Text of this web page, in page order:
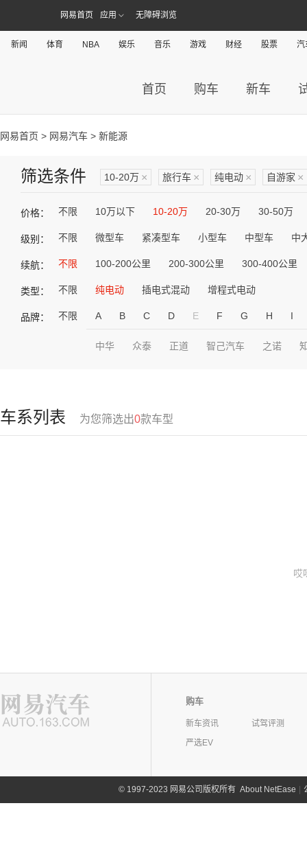
网易首页 应用 无障碍浏览
新闻 体育 NBA 娱乐 音乐 游戏 财经 股票 汽
首页 购车 新车
网易首页 > 网易汽车 > 新能源
筛选条件 10-20万 × 旅行车 × 纯电动 × 自游家 ×
价格： 不限 10万以下 10-20万 20-30万 30-50万
级别： 不限 微型车 紧凑型车 小型车 中型车 中
续航： 不限 100-200公里 200-300公里 300-400公里
类型： 不限 纯电动 插电式混动 增程式电动
品牌： 不限 A B C D E F G H I
中华 众泰 正道 智己汽车 之诺
车系列表 为您筛选出0款车型
哎
购车
新车资讯
试驾评测
严选EV
©1997-2023 网易公司版权所有 About NetEase